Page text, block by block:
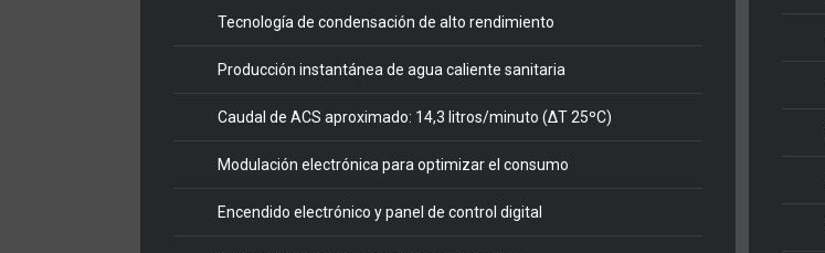
Tecnología de condensación de alto rendimiento
Producción instantánea de agua caliente sanitaria
Caudal de ACS aproximado: 14,3 litros/minuto (ΔT 25ºC)
Modulación electrónica para optimizar el consumo
Encendido electrónico y panel de control digital